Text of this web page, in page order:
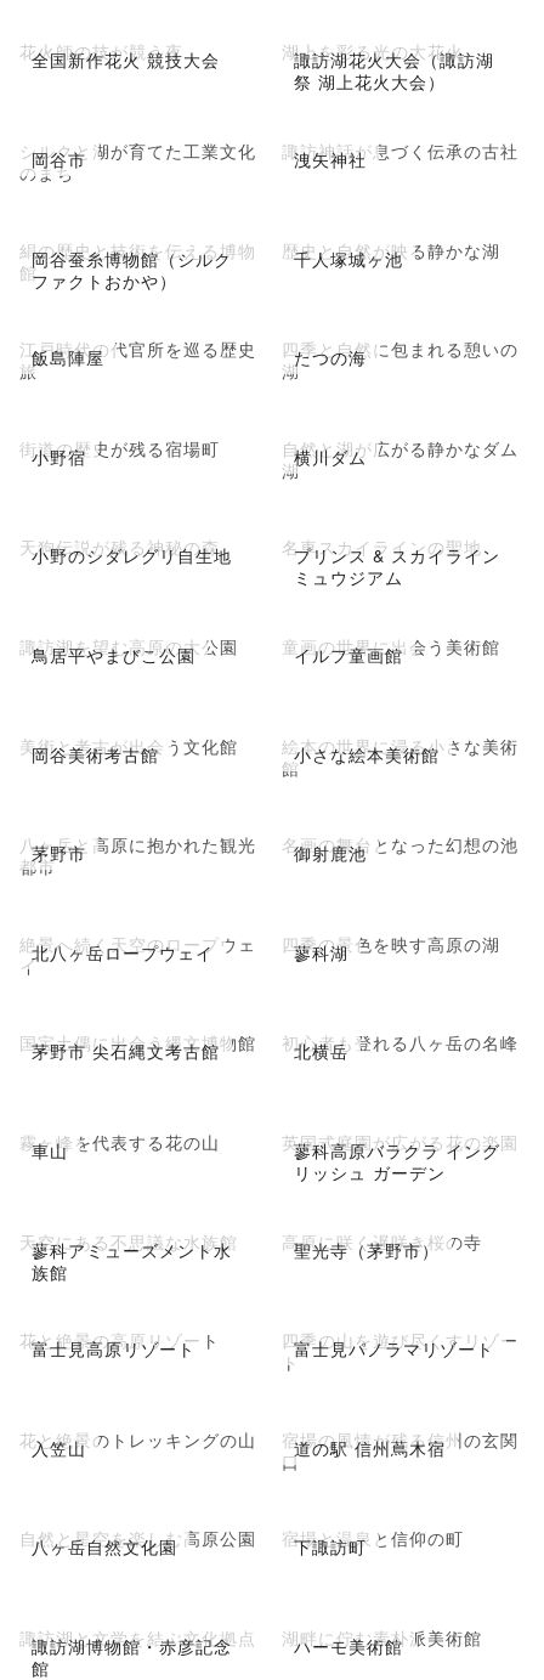
全国新作花火 競技大会
花火師の技が競う夜
諏訪湖花火大会（諏訪湖
祭 湖上花火大会）
湖上を彩る光の大花火
岡谷市
シルクと湖が育てた工業文化
のまち
洩矢神社
諏訪神話が息づく伝承の古社
岡谷蚕糸博物館（シルク
ファクトおかや）
絹の歴史と技術を伝える博物
館
千人塚城ヶ池
歴史と自然が映る静かな湖
飯島陣屋
江戸時代の代官所を巡る歴史
旅
たつの海
四季と自然に包まれる憩いの
湖
小野宿
街道の歴史が残る宿場町 横川ダム
自然と湖が広がる静かなダム
湖
小野のシダレグリ自生地
天狗伝説が残る神秘の森
プリンス & スカイライン
ミュウジアム
名車スカイラインの聖地
鳥居平やまびこ公園
諏訪湖を望む高原の大公園 イルフ童画館
童画の世界に出会う美術館
岡谷美術考古館
美術と考古が出会う文化館 小さな絵本美術館
絵本の世界に浸る小さな美術
館
茅野市
八ヶ岳と高原に抱かれた観光
都市
御射鹿池
名画の舞台となった幻想の池
北八ヶ岳ロープウェイ
絶景へ続く天空のロープウェ
イ
蓼科湖
四季の景色を映す高原の湖
茅野市 尖石縄文考古館
国宝土偶に出会う縄文博物館 北横岳
初心者も登れる八ヶ岳の名峰
車山
霧ヶ峰を代表する花の山
蓼科高原バラクラ イング
リッシュ ガーデン
英国式庭園が広がる花の楽園
蓼科アミューズメント水
族館
天空にある不思議な水族館 聖光寺（茅野市）
高原に咲く遅咲き桜の寺
富士見高原リゾート
花と絶景の高原リゾート 富士見パノラマリゾート
四季の山を遊び尽くすリゾー
ト
入笠山
花と絶景のトレッキングの山 道の駅 信州蔦木宿
宿場の風情が残る信州の玄関
口
八ヶ岳自然文化園
自然と星空を楽しむ高原公園 下諏訪町
宿場と温泉と信仰の町
諏訪湖博物館・赤彦記念
館
諏訪湖と文学を結ぶ文化拠点 ハーモ美術館
湖畔に佇む素朴派美術館